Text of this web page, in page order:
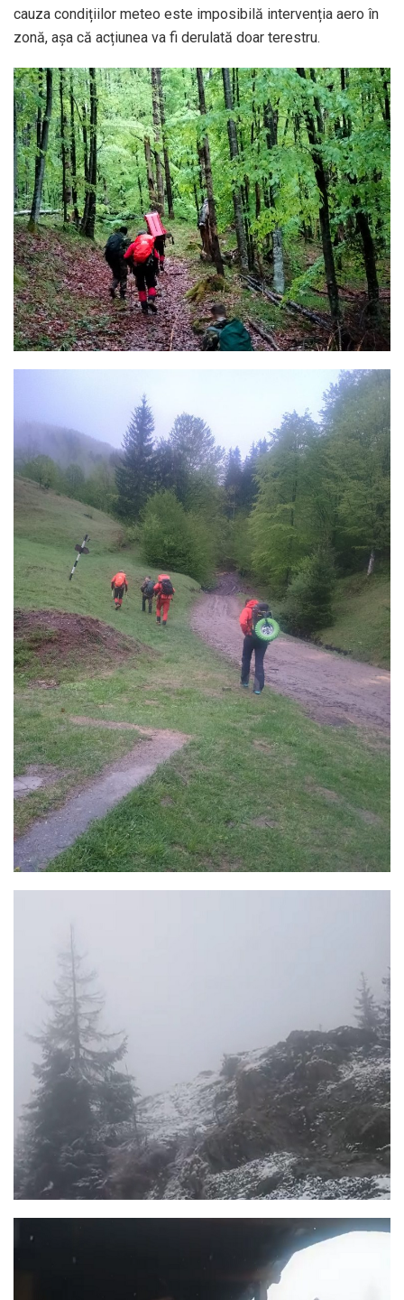
cauza condițiilor meteo este imposibilă intervenția aero în
zonă, așa că acțiunea va fi derulată doar terestru.